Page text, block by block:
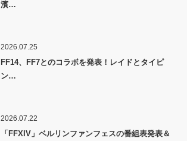
濱…
2026.07.25
FF14、FF7とのコラボを発表！レイドとタイピ
ン…
2026.07.22
「FFXIV」ベルリンファンフェスの番組表発表＆